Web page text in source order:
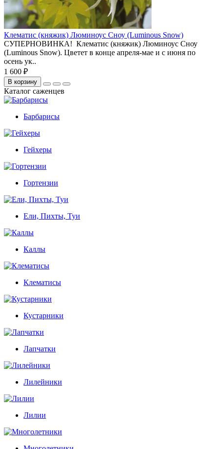
Клематис (княжик) Люминоус Сноу (Luminous Snow)
СУПЕРНОВИНКА! Клематис (княжик) Люминоус Сноу
(Luminous Snow). Цветет в конце апреля-мае и с июня по
осень ук..
1 600 ₽
В корзину
Каталог саженцев
Барбарисы
Гейхеры
Гортензии
Ели, Пихты, Туи
Каллы
Клематисы
Кустарники
Лапчатки
Лилейники
Лилии